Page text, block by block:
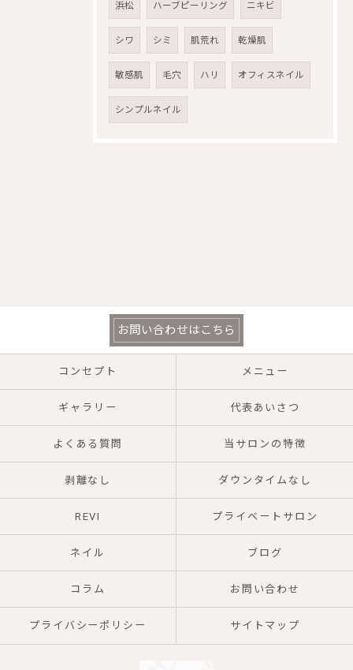
浜松 ハーブピーリング ニキビ
シワ シミ 肌荒れ 乾燥肌
敏感肌 毛穴 ハリ オフィスネイル
シンプルネイル
お問い合わせはこちら
コンセプト メニュー
ギャラリー 代表あいさつ
よくある質問 当サロンの特徴
剥離なし ダウンタイムなし
REVI プライベートサロン
ネイル ブログ
コラム お問い合わせ
プライバシーポリシー サイトマップ